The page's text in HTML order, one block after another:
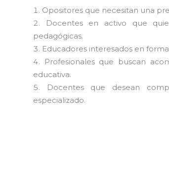
Opositores que necesitan una
Docentes en activo que
pedagógicas.
Educadores interesados en
Profesionales que buscan
educativa.
Docentes que desean
especializado.